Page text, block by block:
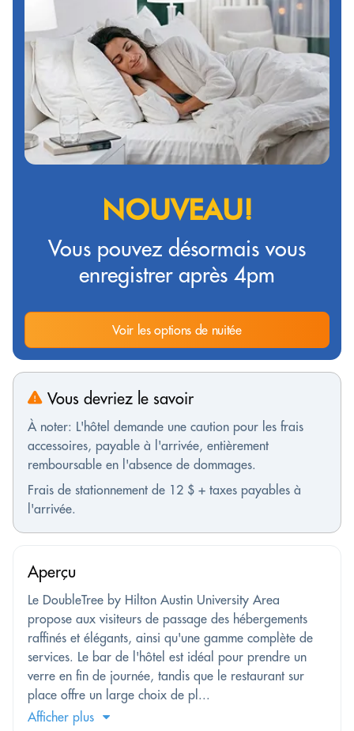
NOUVEAU!
Vous pouvez désormais vous
enregistrer après 4pm
Voir les options de nuitée
Vous devriez le savoir
À noter: L'hôtel demande une caution pour les frais
accessoires, payable à l'arrivée, entièrement
remboursable en l'absence de dommages.
Frais de stationnement de 12 $ + taxes payables à
l'arrivée.
Aperçu
Le DoubleTree by Hilton Austin University Area
propose aux visiteurs de passage des hébergements
raffinés et élégants, ainsi qu'une gamme complète de
services. Le bar de l'hôtel est idéal pour prendre un
verre en fin de journée, tandis que le restaurant sur
place offre un large choix de pl...
Afficher plus